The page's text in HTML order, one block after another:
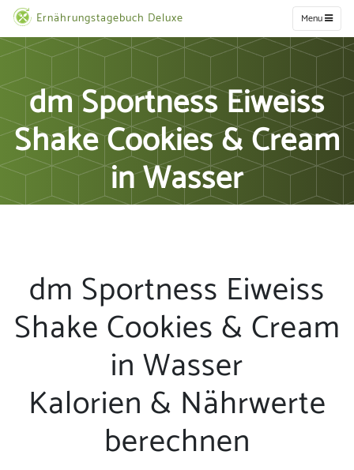
Ernährungstagebuch Deluxe Menu
dm Sportness Eiweiss
Shake Cookies & Cream
in Wasser
dm Sportness Eiweiss
Shake Cookies & Cream
in Wasser
Kalorien & Nährwerte
berechnen